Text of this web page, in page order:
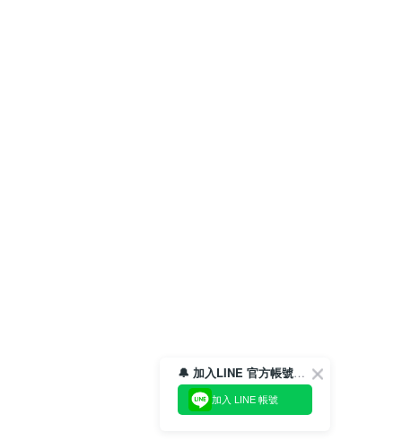
🔔 加入LINE 官方帳號，領取$100折價券！
加入 LINE 帳號